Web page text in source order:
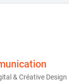
& Créative Design